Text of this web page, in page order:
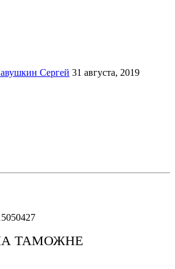
Сергей 31 августа, 2019
ТАМОЖНЕ